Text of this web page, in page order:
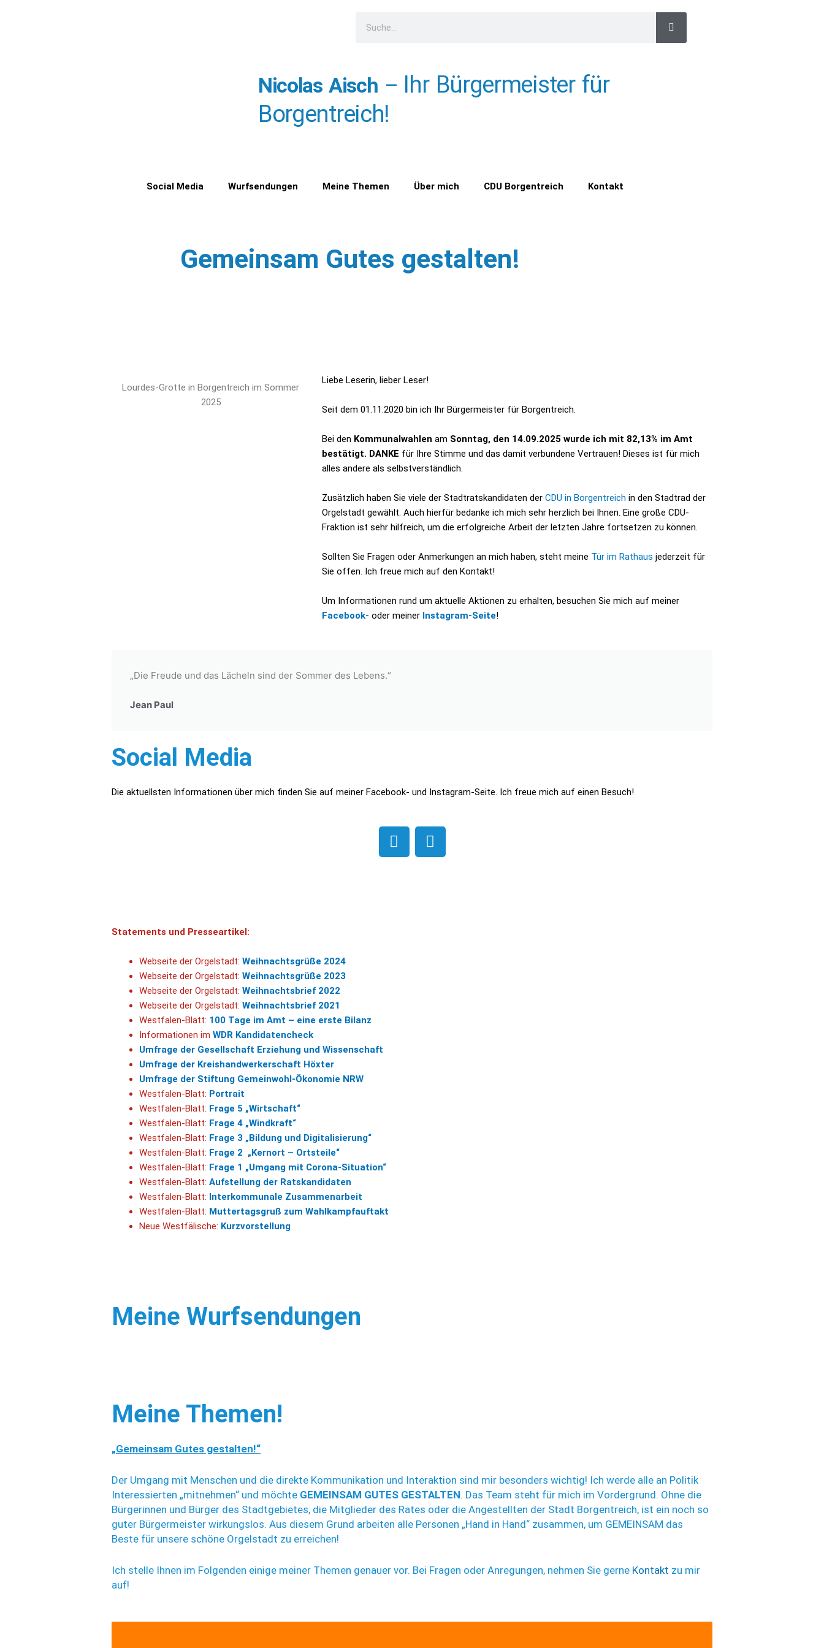
Nicolas Aisch – Ihr Bürgermeister für
Borgentreich!
Social Media Wurfsendungen Meine Themen Über mich CDU Borgentreich Kontakt
Gemeinsam Gutes gestalten!
Lourdes-Grotte in Borgentreich im Sommer
2025
Liebe Leserin, lieber Leser!
Seit dem 01.11.2020 bin ich Ihr Bürgermeister für Borgentreich.
Bei den Kommunalwahlen am Sonntag, den 14.09.2025 wurde ich mit 82,13% im Amt
bestätigt. DANKE für IhreStimme und dasdamit verbundeneVertrauen! Dieses ist für mich
alles andere als selbstverständlich.
Zusätzlich haben Sie viele der Stadtratskandidaten derCDU in Borgentreich in den Stadtrad der
Orgelstadt gewählt. Auch hierfürbedanke ich mich sehr herzlich bei Ihnen. Eine große CDU-
Fraktion ist sehr hilfreich, um die erfolgreiche Arbeit der letzten Jahre fortsetzen zu können.
Sollten Sie Fragen oder Anmerkungen an mich haben, steht meine Tür im Rathaus jederzeit für
Sie offen. Ich freue mich auf den Kontakt!
Um Informationen rund um aktuelle Aktionen zu erhalten, besuchen Sie mich auf meiner
Facebook- oder meiner Instagram-Seite!
„Die Freude und das Lächeln sind der Sommer des Lebens.“
Jean Paul
Social Media
Die aktuellsten Informationen über mich finden Sie auf meiner Facebook- und Instagram-Seite. Ich freue mich auf einen Besuch!
F
a
I
n
Statements und Presseartikel:
Webseite der Orgelstadt:Weihnachtsgrüße 2024
Webseite der Orgelstadt:Weihnachtsgrüße 2023
Webseite der Orgelstadt:Weihnachtsbrief 2022
Webseite der Orgelstadt:Weihnachtsbrief 2021
Westfalen-Blatt: 100 Tage im Amt – eine erste Bilanz
Informationen imWDR Kandidatencheck
Umfrage der Gesellschaft Erziehung und Wissenschaft
Umfrage der Kreishandwerkerschaft Höxter
Umfrage der Stiftung Gemeinwohl-Ökonomie NRW
Westfalen-Blatt: Portrait
Westfalen-Blatt: Frage 5 „Wirtschaft“
Westfalen-Blatt: Frage 4 „Windkraft“
Westfalen-Blatt: Frage 3 „Bildung und Digitalisierung“
Westfalen-Blatt: Frage 2 „Kernort – Ortsteile“
Westfalen-Blatt: Frage 1 „Umgang mit Corona-Situation“
Westfalen-Blatt:Aufstellung der Ratskandidaten
Westfalen-Blatt: Interkommunale Zusammenarbeit
Westfalen-Blatt: Muttertagsgruß zum Wahlkampfauftakt
Neue Westfälische: Kurzvorstellung
Meine Wurfsendungen
Meine Themen!
„Gemeinsam Gutes gestalten!“
Der Umgang mit Menschen und die direkte Kommunikation und Interaktion sind mir besonders wichtig! Ich werde alle an Politik
Interessierten „mitnehmen“ und möchte GEMEINSAM GUTES GESTALTEN. Das Team steht für mich im Vordergrund. Ohne die
Bürgerinnen und Bürger des Stadtgebietes, die Mitglieder des Rates oder die Angestellten der Stadt Borgentreich, ist ein noch so
guter Bürgermeister wirkungslos. Aus diesem Grund arbeiten alle Personen „Hand in Hand“ zusammen, um GEMEINSAM das
Beste für unsere schöne Orgelstadt zu erreichen!
Ich stelle Ihnen im Folgenden einige meiner Themen genauer vor. Bei Fragen oder Anregungen, nehmen Sie gerne Kontakt zu mir
auf!